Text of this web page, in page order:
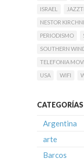
ISRAEL
NESTOR
PERIODISMO
SOUTHERN
TELEFONIA
USA
WIFI
CATEGORÍAS
Argentina
arte
Barcos